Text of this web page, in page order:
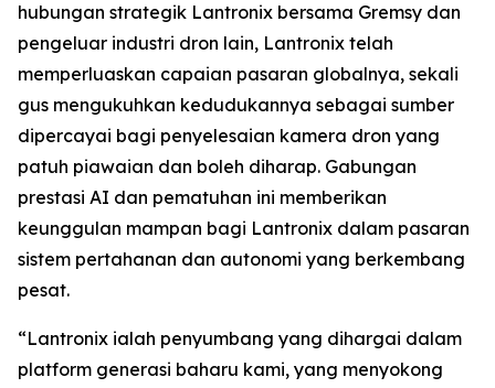
hubungan strategik Lantronix bersama Gremsy dan
pengeluar industri dron lain, Lantronix telah
memperluaskan capaian pasaran globalnya, sekali
gus mengukuhkan kedudukannya sebagai sumber
dipercayai bagi penyelesaian kamera dron yang
patuh piawaian dan boleh diharap. Gabungan
prestasi AI dan pematuhan ini memberikan
keunggulan mampan bagi Lantronix dalam pasaran
sistem pertahanan dan autonomi yang berkembang
pesat.
“Lantronix ialah penyumbang yang dihargai dalam
platform generasi baharu kami, yang menyokong